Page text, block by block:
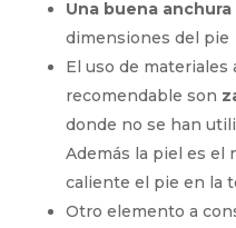
Una buena anchura
dimensiones del pie
El uso de materiales
recomendable son
donde no se han
Además la piel es el
caliente el pie en la
Otro elemento a